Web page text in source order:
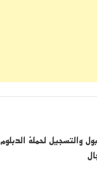
والتسجيل لحملة الدبلوم